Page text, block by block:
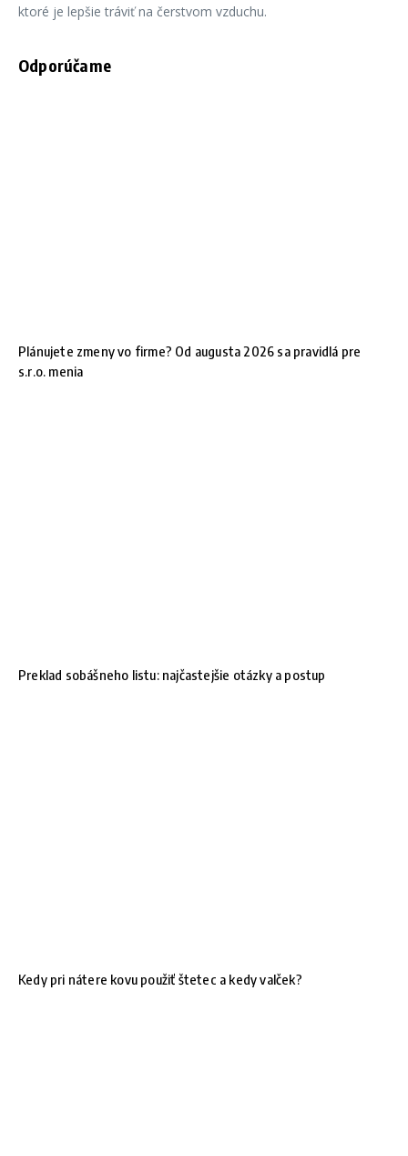
ktoré je lepšie tráviť na čerstvom vzduchu.
Odporúčame
Plánujete zmeny vo firme? Od augusta 2026 sa pravidlá pre
s.r.o. menia
Preklad sobášneho listu: najčastejšie otázky a postup
Kedy pri nátere kovu použiť štetec a kedy valček?